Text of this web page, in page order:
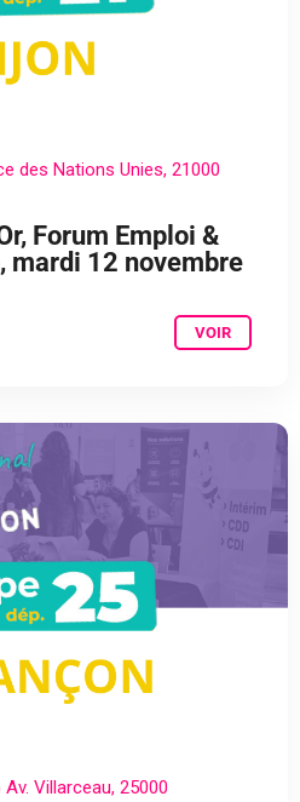
des Nations Unies, 21000
Forum Emploi &
mardi 12 novembre
VOIR
Villarceau, 25000